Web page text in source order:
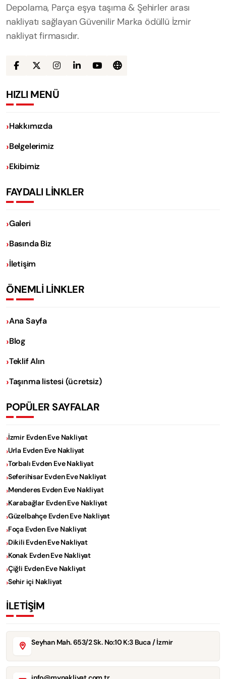
Depolama, Parça eşya taşıma & Şehirler arası
nakliyatı sağlayan Güvenilir Marka ödüllü İzmir
nakliyat firmasıdır.
HIZLI MENÜ
Hakkımızda
Belgelerimiz
Ekibimiz
FAYDALI LİNKLER
Galeri
Basında Biz
İletişim
ÖNEMLİ LİNKLER
Ana Sayfa
Blog
Teklif Alın
Taşınma listesi (ücretsiz)
POPÜLER SAYFALAR
İzmir Evden Eve Nakliyat
Urla Evden Eve Nakliyat
Torbalı Evden Eve Nakliyat
Seferihisar Evden Eve Nakliyat
Menderes Evden Eve Nakliyat
Karabağlar Evden Eve Nakliyat
Güzelbahçe Evden Eve Nakliyat
Foça Evden Eve Nakliyat
Dikili Evden Eve Nakliyat
Konak Evden Eve Nakliyat
Çiğli Evden Eve Nakliyat
Sehir içi Nakliyat
İLETİŞİM
Seyhan Mah. 653/2 Sk. No:10 K:3 Buca / İzmir